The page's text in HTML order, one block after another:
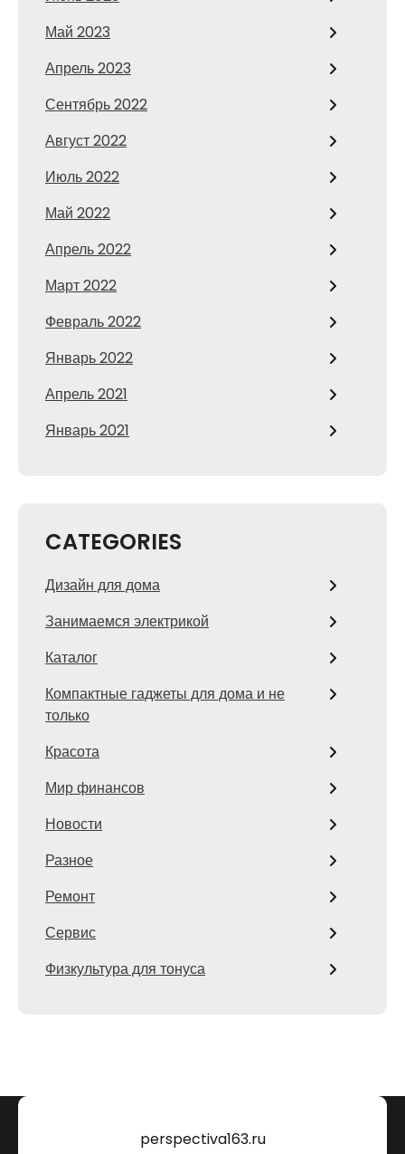
Май 2023
Апрель 2023
Сентябрь 2022
Август 2022
Июль 2022
Май 2022
Апрель 2022
Март 2022
Февраль 2022
Январь 2022
Апрель 2021
Январь 2021
CATEGORIES
Дизайн для дома
Занимаемся электрикой
Каталог
Компактные гаджеты для дома и не
только
Красота
Мир финансов
Новости
Разное
Ремонт
Сервис
Физкультура для тонуса
perspectiva163.ru